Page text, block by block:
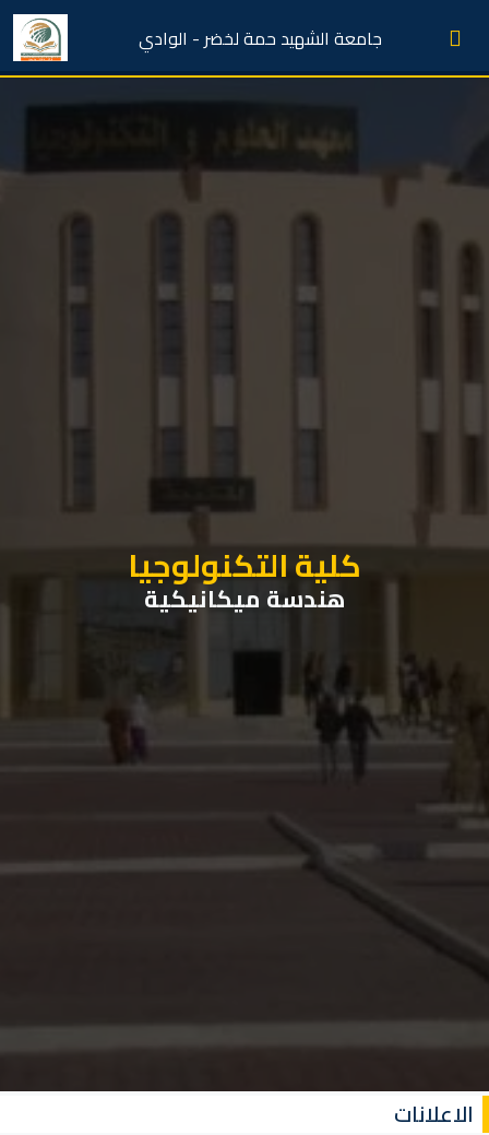
جامعة الشهيد حمة لخضر - الوادي
كلية التكنولوجيا
هندسة ميكانيكية
الاعلانات